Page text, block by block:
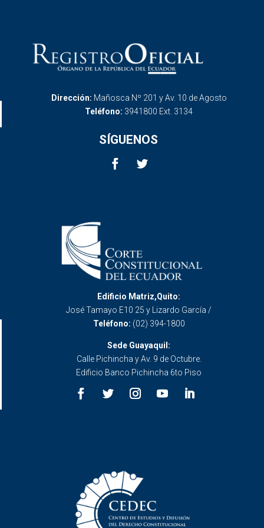
Dirección: Mañosca Nº 201 y Av. 10 de Agosto
Teléfono: 3941800 Ext. 3134
SÍGUENOS
Edificio Matriz,Quito:
José Tamayo E10 25 y Lizardo García /
Teléfono: (02) 394-1800
Sede Guayaquil:
Calle Pichincha y Av. 9 de Octubre.
Edificio Banco Pichincha 6to Piso